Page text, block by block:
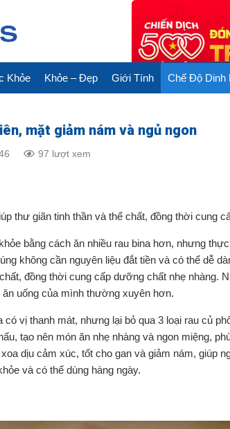
Khỏe Khỏe – Đẹp Giới Tính Chế Độ Dinh
mặt giảm nám và ngủ ngon
97 lượt xem
thư giãn tinh thần và thể chất, đồng thời cung
bằng cách ăn nhiều rau bina hơn, nhưng
không cần nguyên liệu đắt tiền và có thể dễ
đồng thời cung cấp dưỡng chất nhẹ nhàng.
uống của mình thường xuyên hơn.
vị thanh mát, nhưng lại bỏ qua 3 loại rau củ
tạo nên món ăn nhẹ nhàng và ngon miệng,
dịu cảm xúc, tốt cho gan và giảm nám, giúp
và có thể dùng hàng ngày.